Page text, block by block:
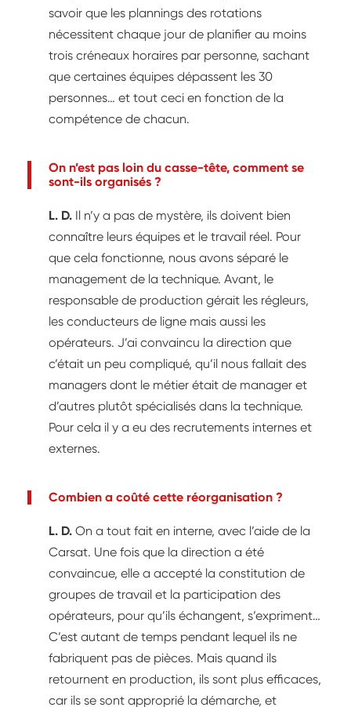
savoir que les plannings des rotations
nécessitent chaque jour de planifier au moins
trois créneaux horaires par personne, sachant
que certaines équipes dépassent les 30
personnes… et tout ceci en fonction de la
compétence de chacun.
On n’est pas loin du casse-tête, comment se
sont-ils organisés ?
L. D. Il n’y a pas de mystère, ils doivent bien
connaître leurs équipes et le travail réel. Pour
que cela fonctionne, nous avons séparé le
management de la technique. Avant, le
responsable de production gérait les régleurs,
les conducteurs de ligne mais aussi les
opérateurs. J’ai convaincu la direction que
c’était un peu compliqué, qu’il nous fallait des
managers dont le métier était de manager et
d’autres plutôt spécialisés dans la technique.
Pour cela il y a eu des recrutements internes et
externes.
Combien a coûté cette réorganisation ?
L. D. On a tout fait en interne, avec l’aide de la
Carsat. Une fois que la direction a été
convaincue, elle a accepté la constitution de
groupes de travail et la participation des
opérateurs, pour qu’ils échangent, s’expriment…
C’est autant de temps pendant lequel ils ne
fabriquent pas de pièces. Mais quand ils
retournent en production, ils sont plus efficaces,
car ils se sont approprié la démarche, et